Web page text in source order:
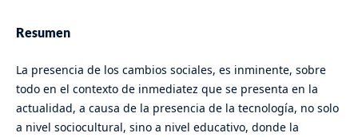
Resumen
La presencia de los cambios sociales, es inminente, sobre
todo en el contexto de inmediatez que se presenta en la
actualidad, a causa de la presencia de la tecnología, no solo
a nivel sociocultural, sino a nivel educativo, donde la